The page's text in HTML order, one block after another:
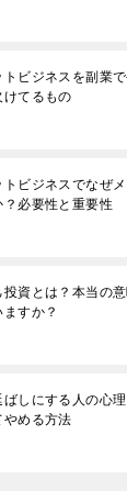
トビジネスを副業
けてるもの
トビジネスでなぜ
？必要性と重要性
投資とは？本当の
ますか？
ばしにする人の心
やめる方法